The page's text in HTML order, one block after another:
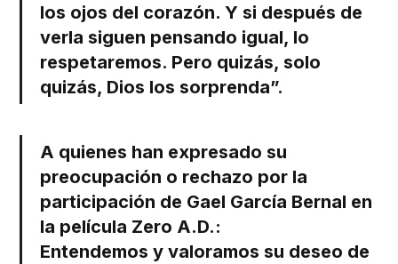
los ojos del corazón. Y si después de
verla siguen pensando igual, lo
respetaremos. Pero quizás, solo
quizás, Dios los sorprenda”.
A quienes han expresado su
preocupación o rechazo por la
participación de Gael García Bernal en
la película Zero A.D.:
Entendemos y valoramos su deseo de